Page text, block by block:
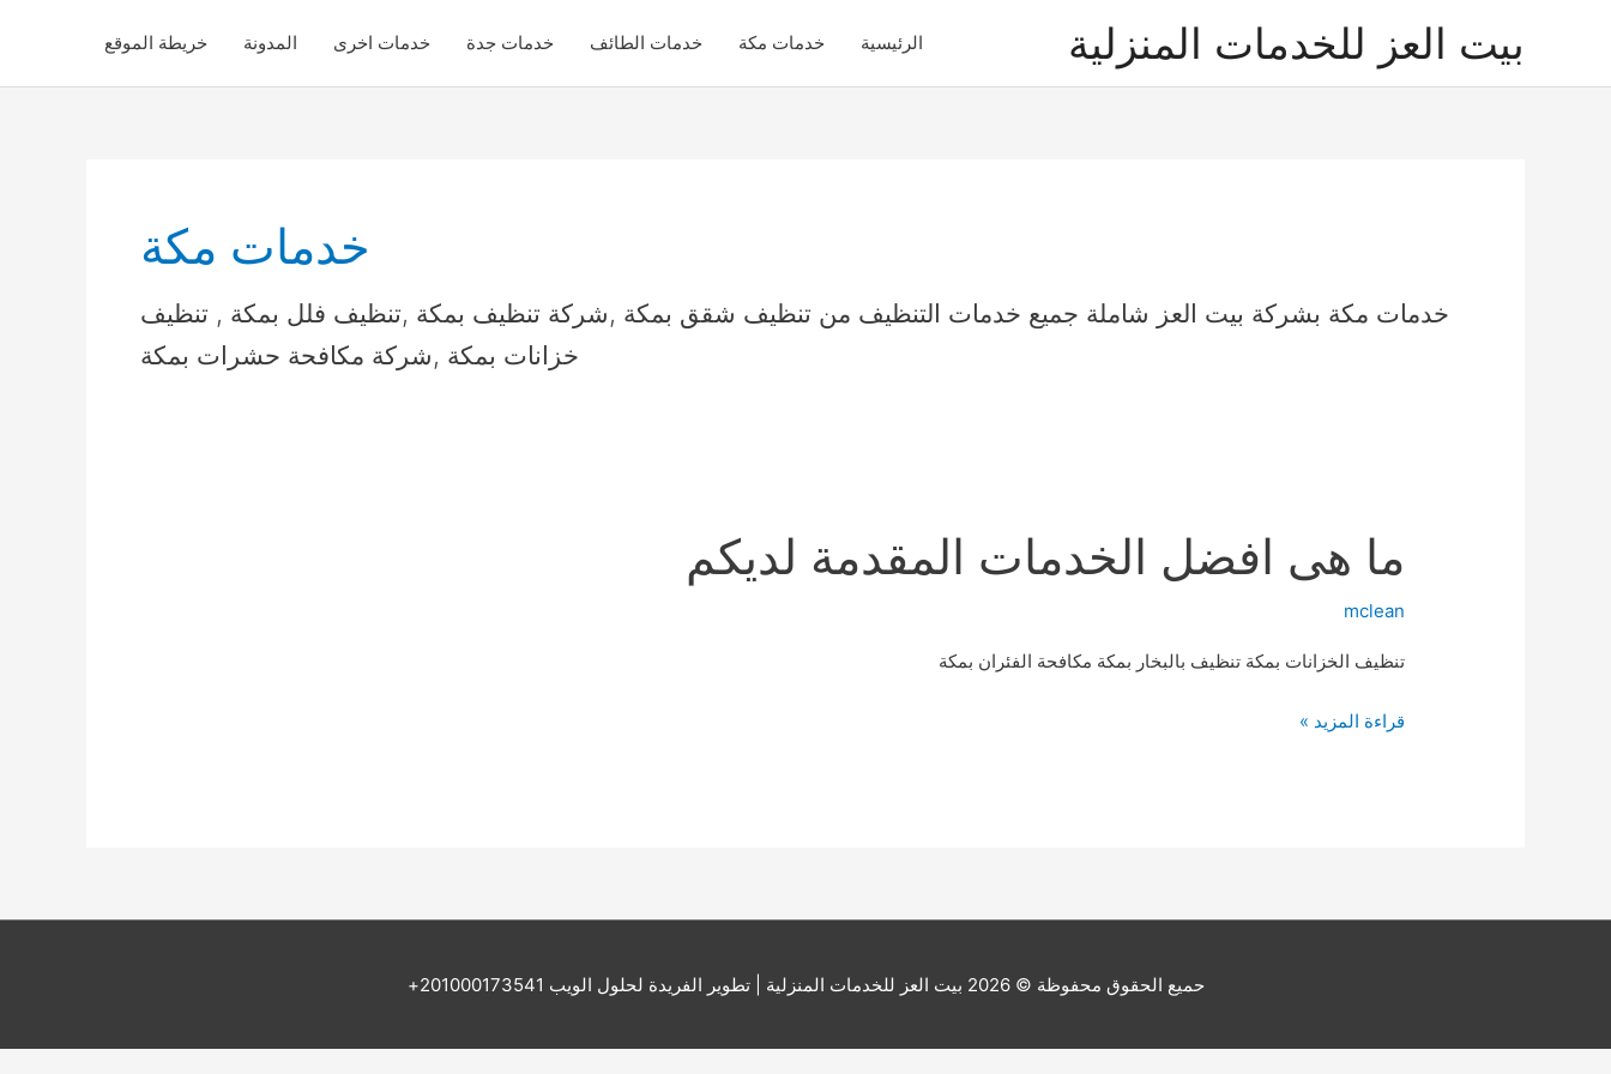
بيت العز للخدمات المنزلية الرئيسية خدمات مكة خدمات الطائف خدمات جدة خدمات اخرى المدونة خريطة الموقع
خدمات مكة
خدمات مكة بشركة بيت العز شاملة جميع خدمات التنظيف من تنظيف شقق بمكة ,شركة تنظيف بمكة ,تنظيف فلل بمكة , تنظيف
خزانات بمكة ,شركة مكافحة حشرات بمكة
ما هى افضل الخدمات المقدمة لديكم
mclean
تنظيف الخزانات بمكة تنظيف بالبخار بمكة مكافحة الفئران بمكة
ما
قراءة المزيد »
حميع الحقوق محفوظة © 2026 بيت العز للخدمات المنزلية | تطوير الفريدة لحلول الويب 201000173541+